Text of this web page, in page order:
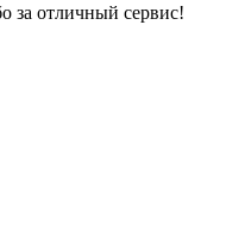
за отличный сервис!